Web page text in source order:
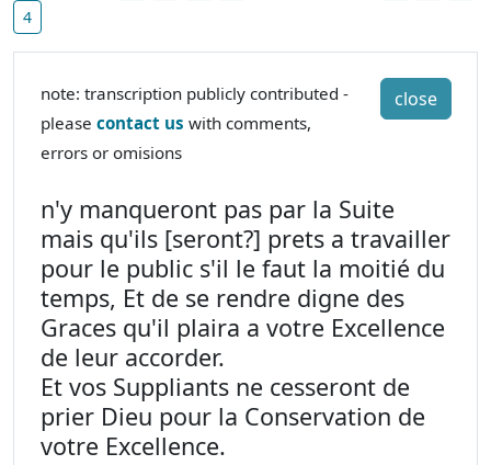
4
close
note: transcription publicly contributed -
please contact us with comments,
errors or omisions
n'y manqueront pas par la Suite
mais qu'ils [seront?] prets a travailler
pour le public s'il le faut la moitié du
temps, Et de se rendre digne des
Graces qu'il plaira a votre Excellence
de leur accorder.
Et vos Suppliants ne cesseront de
prier Dieu pour la Conservation de
votre Excellence.